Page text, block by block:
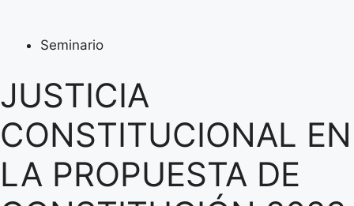
Seminario
JUSTICIA
CONSTITUCIONAL EN
LA PROPUESTA DE